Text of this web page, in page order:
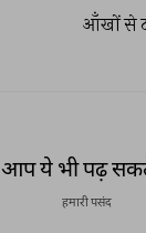
आँखों से
आप ये भी पढ़
हमारी पसंद